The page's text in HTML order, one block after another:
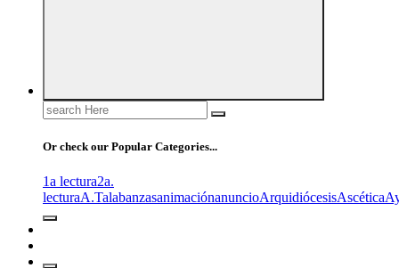
Search
for:
Or check our Popular Categories...
1a lectura2a.
lecturaA.TalabanzasanimaciónanuncioArquidiócesisAscética